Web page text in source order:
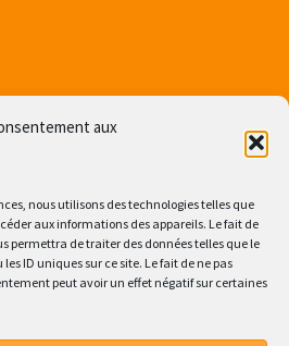
aux
nous utilisons des technologies telles que
aux informations des appareils. Le fait de
permettra de traiter des données telles que le
ID uniques sur ce site. Le fait de ne pas
peut avoir un effet négatif sur certaines